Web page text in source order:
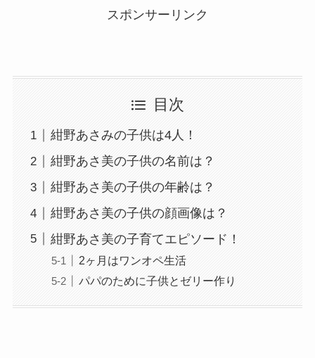
スポンサーリンク
目次
紺野あさみの子供は4人！
紺野あさ美の子供の名前は？
紺野あさ美の子供の年齢は？
紺野あさ美の子供の顔画像は？
紺野あさ美の子育てエピソード！
2ヶ月はワンオペ生活
パパのために子供とゼリー作り